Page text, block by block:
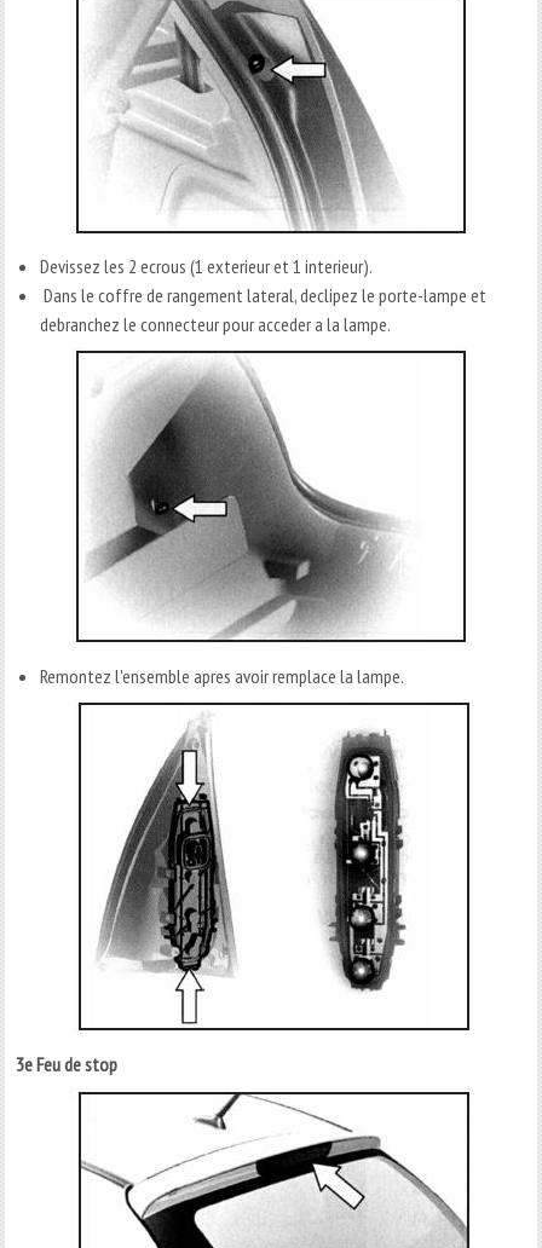
Devissez les 2 ecrous (1 exterieur et 1 interieur).
Dans le coffre de rangement lateral, declipez le porte-lampe et
debranchez le connecteur pour acceder a la lampe.
Remontez l'ensemble apres avoir remplace la lampe.
3e Feu de stop